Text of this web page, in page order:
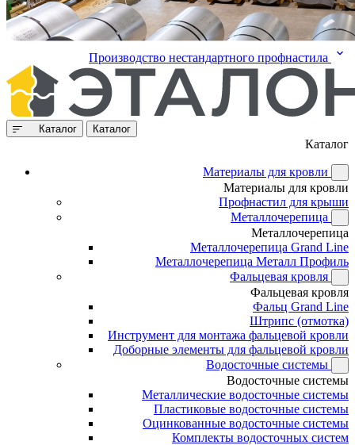
Производство нестандартного профнастила
Каталог Каталог
Каталог
Материалы для кровли
Материалы для кровли
Профнастил для крыши
Металлочерепица
Металлочерепица
Металлочерепица Grand Line
Металлочерепица Металл Профиль
Фальцевая кровля
Фальцевая кровля
Фальц Grand Line
Штрипс (отмотка)
Инструмент для монтажа фальцевой кровли
Доборные элементы для фальцевой кровли
Водосточные системы
Водосточные системы
Металлические водосточные системы
Пластиковые водосточные системы
Оцинкованные водосточные системы
Комплекты водосточных систем